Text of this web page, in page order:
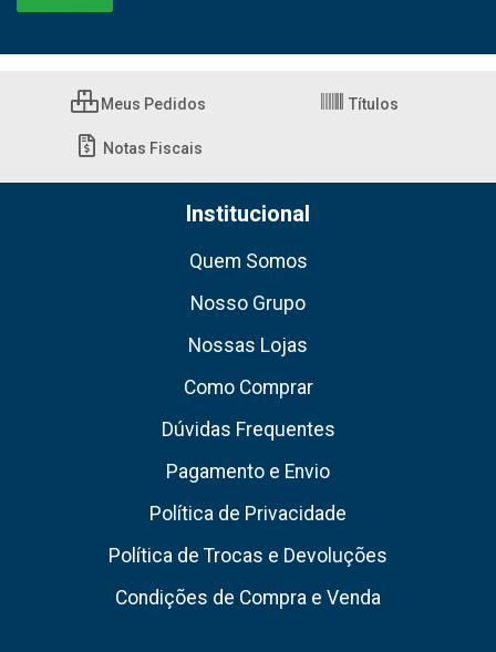
Meus Pedidos Títulos
Notas Fiscais
Institucional
Quem Somos
Nosso Grupo
Nossas Lojas
Como Comprar
Dúvidas Frequentes
Pagamento e Envio
Política de Privacidade
Política de Trocas e Devoluções
Condições de Compra e Venda